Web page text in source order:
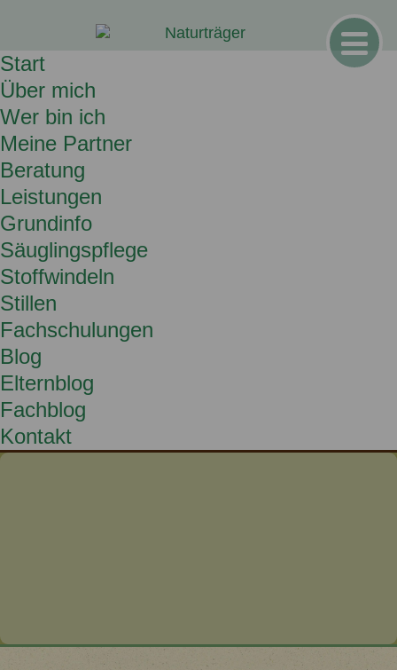
Start
Über mich
Wer bin ich
Meine Partner
Beratung
Leistungen
Grundinfo
Säuglingspflege
Stoffwindeln
Stillen
Fachschulungen
Blog
Elternblog
Fachblog
Kontakt